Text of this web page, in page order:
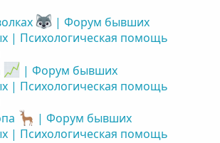
| Форум бывших
| Психологическая помощь
| Форум бывших
| Психологическая помощь
| Форум бывших
| Психологическая помощь